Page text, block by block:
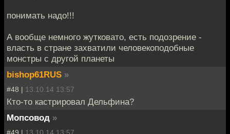
понимать надо!!!
А вообще немного жутковато, есть подозрение -
власть в стране захватили человекоподобные
монстры с другой планеты
bishop61RUS »
#48 | 13.10.14 13:57
Кто-то кастрировал Дельфина?
Мопсовод »
#49 | 13.10.14 13:57